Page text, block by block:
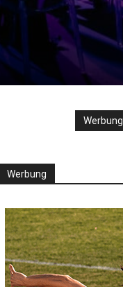
Werbung
Werbung